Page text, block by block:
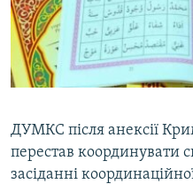
ДУМКС після анексії
перестав координувати
засіданні